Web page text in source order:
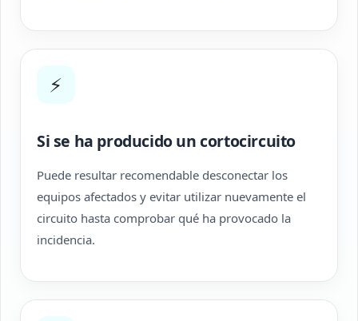
⚡
Si se ha producido un cortocircuito
Puede resultar recomendable desconectar los
equipos afectados y evitar utilizar nuevamente el
circuito hasta comprobar qué ha provocado la
incidencia.